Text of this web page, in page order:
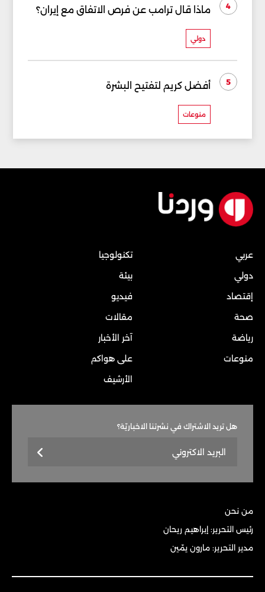
4 ماذا قال ترامب عن فرص الاتفاق مع إيران؟
دولي
5 أفضل كريم لتفتيح البشرة
منوعات
عربي
دولي
إقتصاد
صحة
رياضة
منوعات
تكنولوجيا
بيئة
فيديو
مقالات
آخر الأخبار
على هواكم
الأرشيف
هل تريد الاشتراك في نشرتنا الاخباريّة؟
من نحن
رئيس التحرير: إبراهيم ريحان
مدير التحرير: مارون يمّين